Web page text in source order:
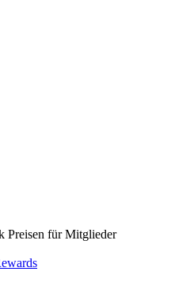
Preisen für Mitglieder